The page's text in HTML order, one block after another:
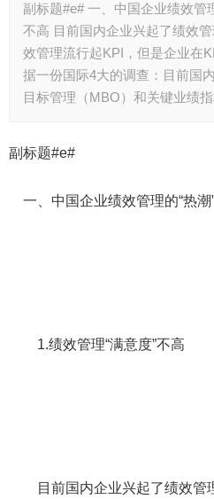
副标题#e# 一、中国企业绩效管
不高 目前国内企业兴起了绩效
效管理流行起KPI，但是企业在
据一份国际4大的调查：目前国
目标管理（MBO）和关键业绩
副标题#e#
一、中国企业绩效管理的“热潮
1.绩效管理“满意度”不高
目前国内企业兴起了绩效管